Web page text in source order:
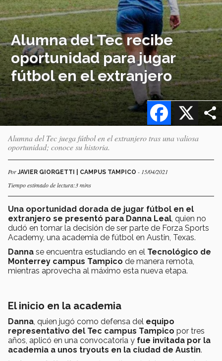
Alumna del Tec recibe
oportunidad para jugar
fútbol en el extranjero
X
Facebook
Alumna del Tec juega fútbol en el extranjero tras una valiosa
oportunidad; conoce su historia.
PorJAVIER GIORGETTI | CAMPUS TAMPICO - 15/04/2021
Tiempo estimado de lectura:3 mins
Una oportunidad dorada de jugar fútbol en el
extranjero se presentó para Danna Leal , quien no
dudó en tomar la decisión de ser parte de Forza Sports
Academy, una academia de fútbol en Austin, Texas.
Danna se encuentra estudiando en el Tecnológico de
Monterrey campus Tampico de manera remota,
mientras aprovecha al máximo esta nueva etapa.
El inicio en la academia
Danna , quien jugó como defensa del equipo
representativo del Tec campus Tampico por tres
años, aplicó en una convocatoria y fue invitada por la
academia a unos tryouts en la ciudad de Austin.